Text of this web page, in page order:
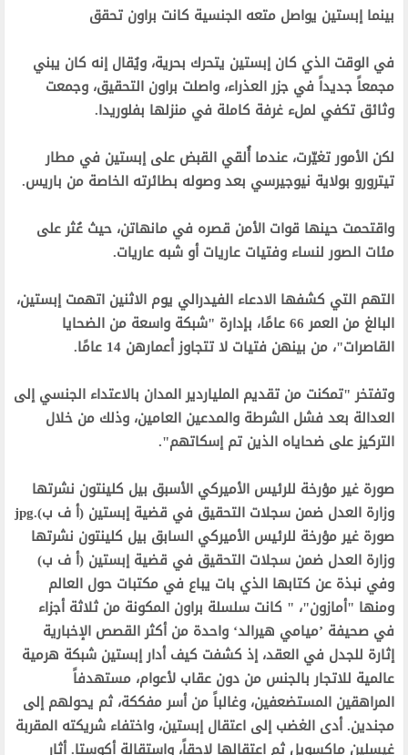
‫بينما إبستين يواصل متعه الجنسية كانت براون تحقق‬
‫في الوقت الذي كان إبستين يتحرك بحرية، ويُقال إنه كان يبني
مجمعاً جديداً في جزر العذراء، واصلت براون التحقيق، وجمعت
وثائق تكفي لملء غرفة كاملة في منزلها بفلوريدا.‬
‫لكن الأمور تغيّرت، عندما أُلقي القبض على إبستين في مطار
تيترورو بولاية نيوجيرسي بعد وصوله بطائرته الخاصة من باريس.‬
‫واقتحمت حينها قوات الأمن قصره في مانهاتن، حيث عُثر على
مئات الصور لنساء وفتيات عاريات أو شبه عاريات.‬
‫التهم التي كشفها الادعاء الفيدرالي يوم الاثنين اتهمت إبستين،
البالغ من العمر 66 عامًا، بإدارة "شبكة واسعة من الضحايا
القاصرات"، من بينهن فتيات لا تتجاوز أعمارهن 14 عامًا.‬
‫وتفتخر "تمكنت من تقديم الملياردير المدان بالاعتداء الجنسي إلى
العدالة بعد فشل الشرطة والمدعين العامين، وذلك من خلال
التركيز على ضحاياه الذين تم إسكاتهم".‬
‫صورة غير مؤرخة للرئيس الأميركي الأسبق بيل كلينتون نشرتها
وزارة العدل ضمن سجلات التحقيق في قضية إبستين (أ ف ب).jpg‬
‫صورة غير مؤرخة للرئيس الأميركي السابق بيل كلينتون نشرتها
وزارة العدل ضمن سجلات التحقيق في قضية إبستين (أ ف ب)‬
‫وفي نبذة عن كتابها الذي بات يباع في مكتبات حول العالم
ومنها "أمازون"، " كانت سلسلة براون المكونة من ثلاثة أجزاء
في صحيفة ’ميامي هيرالد‘ واحدة من أكثر القصص الإخبارية
إثارة للجدل في العقد، إذ كشفت كيف أدار إبستين شبكة هرمية
عالمية للاتجار بالجنس من دون عقاب لأعوام، مستهدفاً
المراهقين المستضعفين، وغالباً من أسر مفككة، ثم يحولهم إلى
مجندين. أدى الغضب إلى اعتقال إبستين، واختفاء شريكته المقربة
غيسلين ماكسويل ثم اعتقالها لاحقاً، واستقالة أكوستا. أثار